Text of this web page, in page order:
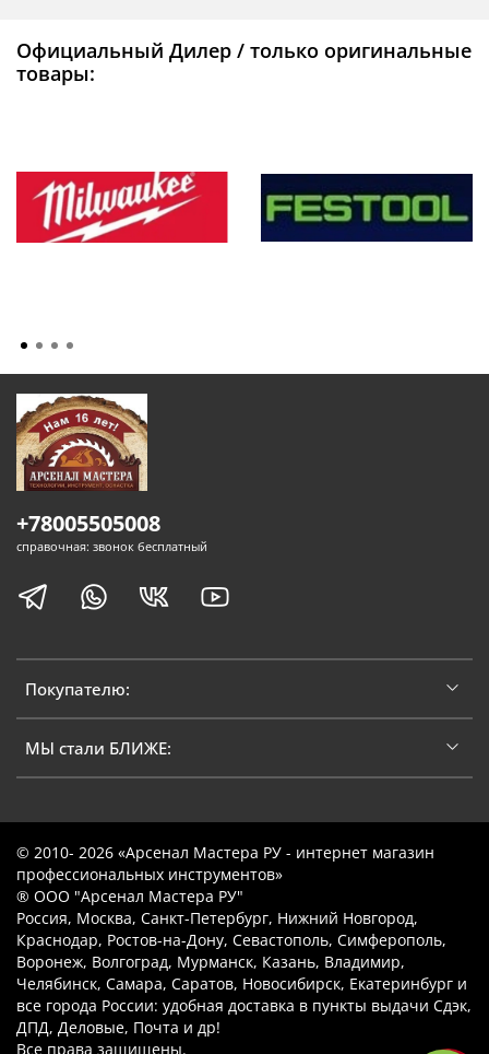
Официальный Дилер / только оригинальные
товары:
Покупателю:
МЫ стали БЛИЖЕ:
+78005505008
справочная: звонок бесплатный
© 2010- 2026 «Арсенал Мастера РУ - интернет магазин
профессиональных инструментов»
® ООО "Арсенал Мастера РУ"
Россия, Москва, Санкт-Петербург, Нижний Новгород,
Краснодар, Ростов-на-Дону, Севастополь, Симферополь,
Воронеж, Волгоград, Мурманск, Казань, Владимир,
Челябинск, Самара, Саратов, Новосибирск, Екатеринбург и
все города России: удобная доставка в пункты выдачи Сдэк,
ДПД, Деловые, Почта и др!
Все права защищены.